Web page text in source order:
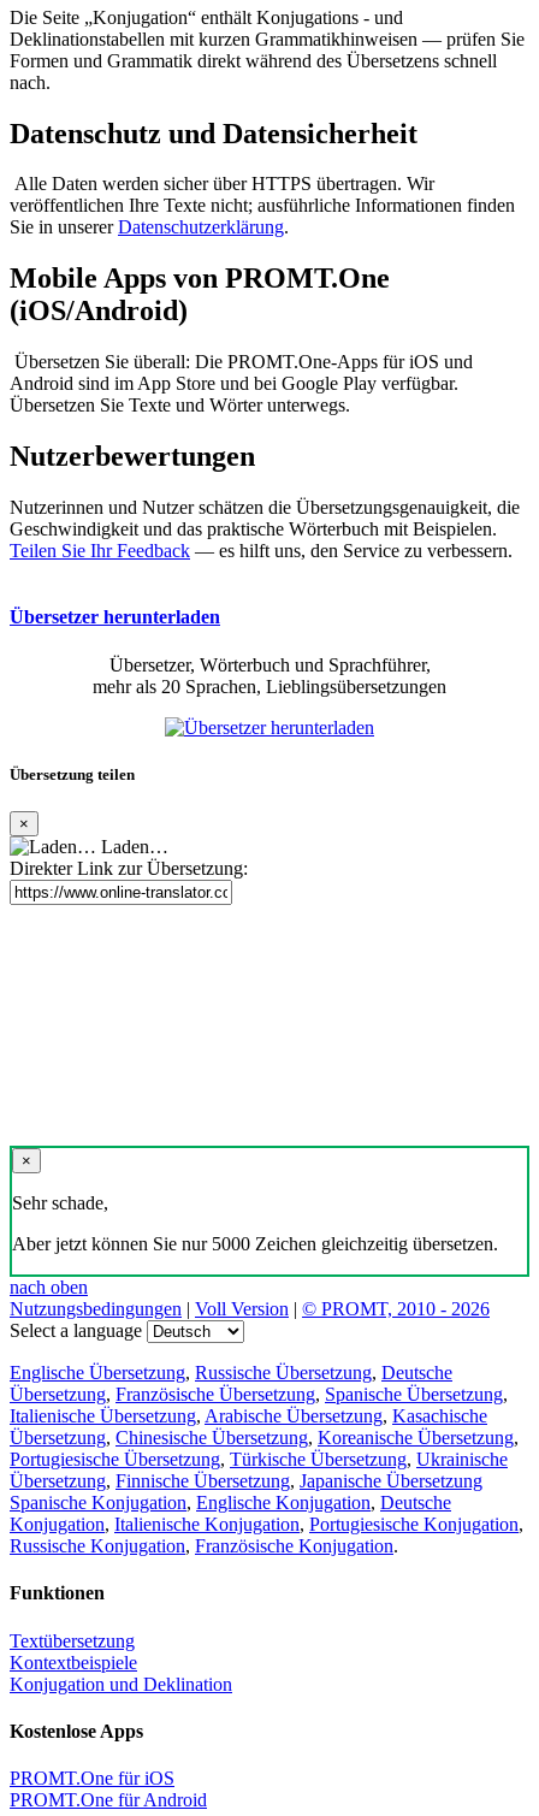
Die Seite „Konjugation“ enthält Konjugations - und
Deklinationstabellen mit kurzen Grammatikhinweisen — prüfen Sie
Formen und Grammatik direkt während des Übersetzens schnell
nach.
Datenschutz und Datensicherheit
Alle Daten werden sicher über HTTPS übertragen. Wir
veröffentlichen Ihre Texte nicht; ausführliche Informationen finden
Sie in unsererDatenschutzerklärung.
Mobile Apps von PROMT.One
(iOS/Android)
Übersetzen Sie überall: Die PROMT.One-Apps für iOS und
Android sind im App Store und bei Google Play verfügbar.
Übersetzen Sie Texte und Wörter unterwegs.
Nutzerbewertungen
Nutzerinnen und Nutzer schätzen die Übersetzungsgenauigkeit, die
Geschwindigkeit und das praktische Wörterbuch mit Beispielen.
Teilen Sie Ihr Feedback — es hilft uns, den Service zu verbessern.
Übersetzer herunterladen
Übersetzer, Wörterbuch und Sprachführer,
mehr als 20 Sprachen, Lieblingsübersetzungen
Übersetzung teilen
×
Laden…
Direkter Link zur Übersetzung:
×
Sehr schade,
Aber jetzt können Sie nur 5000 Zeichen gleichzeitig übersetzen.
nach oben
Nutzungsbedingungen | Voll Version | © PROMT, 2010 - 2026
Select a language
Englische Übersetzung, Russische Übersetzung, Deutsche
Übersetzung, Französische Übersetzung, Spanische Übersetzung,
Italienische Übersetzung, Arabische Übersetzung, Kasachische
Übersetzung, Chinesische Übersetzung, Koreanische Übersetzung,
Portugiesische Übersetzung, Türkische Übersetzung, Ukrainische
Übersetzung, Finnische Übersetzung, Japanische Übersetzung
Spanische Konjugation, Englische Konjugation, Deutsche
Konjugation, Italienische Konjugation, Portugiesische Konjugation,
Russische Konjugation, Französische Konjugation.
Funktionen
Textübersetzung
Kontextbeispiele
Konjugation und Deklination
Kostenlose Apps
PROMT.One für iOS
PROMT.One für Android